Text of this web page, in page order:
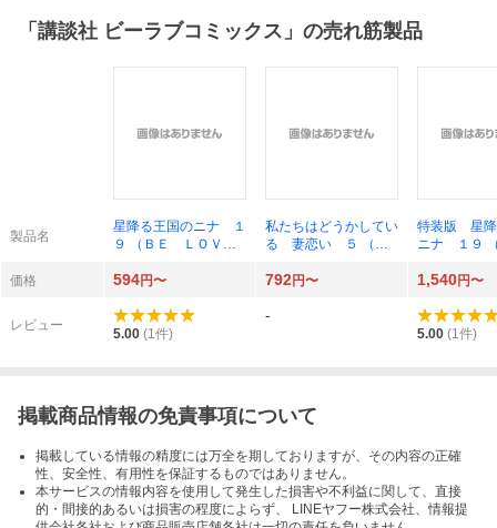
「 講談社 ビーラブコミックス 」の売れ筋製品
製品名
星降る王国のニナ １
９ （ＢＥ ＬＯＶ
著
私たちはどうかしてい
る 妻恋い ５ （Ｂ
安藤なつみ
特装版 星降
ニナ １９
価格
594円〜 792円〜 1,540円〜
レビュー
5.00 (1件)
-
5.00 (1件)
掲載商品情報の免責事項について
掲載している情報の精度には万全を期しておりますが、その内容の正確
性、安全性、有用性を保証するものではありません。
本サービスの情報内容を使用して発生した損害や不利益に関して、直接
的・間接的あるいは損害の程度によらず、 LINEヤフー株式会社、情報提